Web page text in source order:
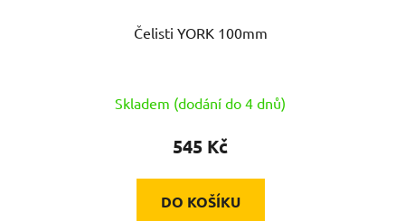
Čelisti YORK 100mm
Skladem (dodání do 4 dnů)
545 Kč
DO KOŠÍKU